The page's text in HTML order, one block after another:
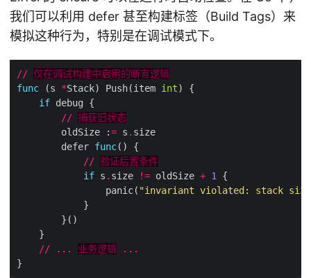
我们可以利用 defer 甚至构建标签（Build Tags）来
模拟这种行为，特别是在调试模式下。
// 仅在调试构建中启用的断言逻辑
func (s *Stack) Push(item int
if
// 捕获旧状态
        oldSize :
= s .
        defer
func
// 验证后置条件
if s . size != oldSize + 1
                panic(
"invariant violated: stack
//
... 业务逻辑
...